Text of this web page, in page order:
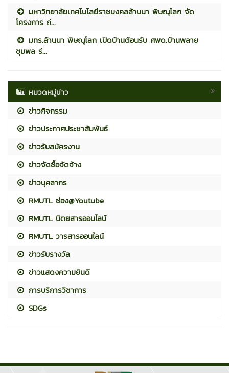
มหาวิทยาลัยเทคโนโลยีราชมงคลล้านนา พิษณุโลก จัด
โครงการ ถ่...
มทร.ล้านนา พิษณุโลก เปิดบ้านต้อนรับ ศพด.บ้านพลาย
ชุมพล ร่...
หมวดหมู่ข่าว
ข่าวกิจกรรม
ข่าวประกาศประชาสัมพันธ์
ข่าวรับสมัครงาน
ข่าวจัดซื้อจัดจ้าง
ข่าวบุคลากร
RMUTL ช่อง@Youtube
RMUTL นิตยสารออนไลน์
RMUTL วารสารออนไลน์
ข่าวรับรางวัล
ข่าวแสดงความยินดี
การบริการวิชาการ
SDGs